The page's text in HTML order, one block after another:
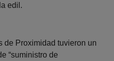
edil.
de Proximidad tuvieron un
“suministro de